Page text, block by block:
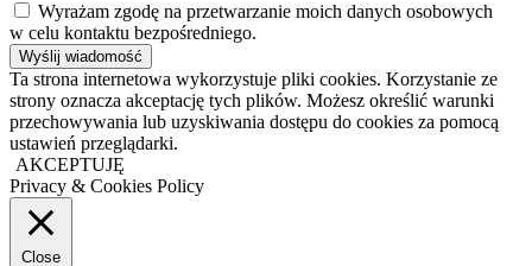
Wyrażam zgodę na przetwarzanie moich danych osobowych
w celu kontaktu bezpośredniego.
Ta strona internetowa wykorzystuje pliki cookies. Korzystanie ze
strony oznacza akceptację tych plików. Możesz określić warunki
przechowywania lub uzyskiwania dostępu do cookies za pomocą
ustawień przeglądarki.
AKCEPTUJĘ
Privacy & Cookies Policy
Close